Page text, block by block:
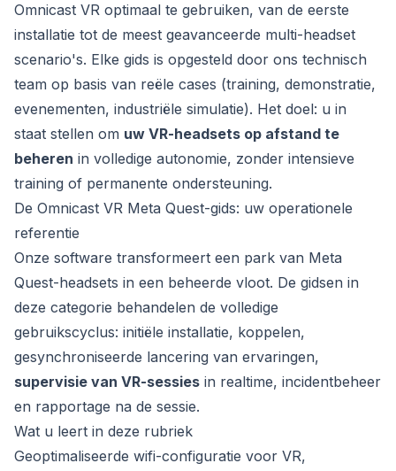
Omnicast VR optimaal te gebruiken, van de eerste
installatie tot de meest geavanceerde multi-headset
scenario's. Elke gids is opgesteld door ons technisch
team op basis van reële cases (training, demonstratie,
evenementen, industriële simulatie). Het doel: u in
staat stellen om uw VR-headsets op afstand te
beheren in volledige autonomie, zonder intensieve
training of permanente ondersteuning.
De Omnicast VR Meta Quest-gids: uw operationele
referentie
Onze software transformeert een park van Meta
Quest-headsets in een beheerde vloot. De gidsen in
deze categorie behandelen de volledige
gebruikscyclus: initiële installatie, koppelen,
gesynchroniseerde lancering van ervaringen,
supervisie van VR-sessies in realtime, incidentbeheer
en rapportage na de sessie.
Wat u leert in deze rubriek
Geoptimaliseerde wifi-configuratie voor VR,